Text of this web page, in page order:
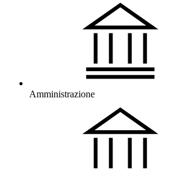
Amministrazione